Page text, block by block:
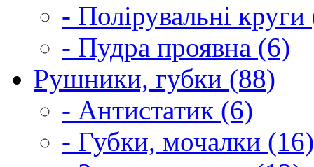
- Полірувальні
- Пудра проявна (6)
Рушники, губки (88)
- Антистатик (6)
- Губки, мочалки (16)